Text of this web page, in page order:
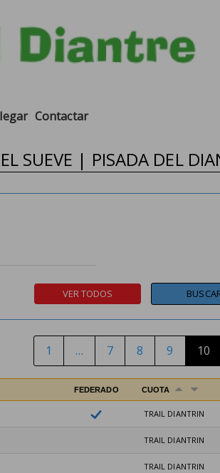
Contactar
SUEVE | PISADA DEL
1 … 7 8 9 10
FEDERADO CUOTA
TRAIL DIANTRIN
TRAIL DIANTRIN
TRAIL DIANTRIN